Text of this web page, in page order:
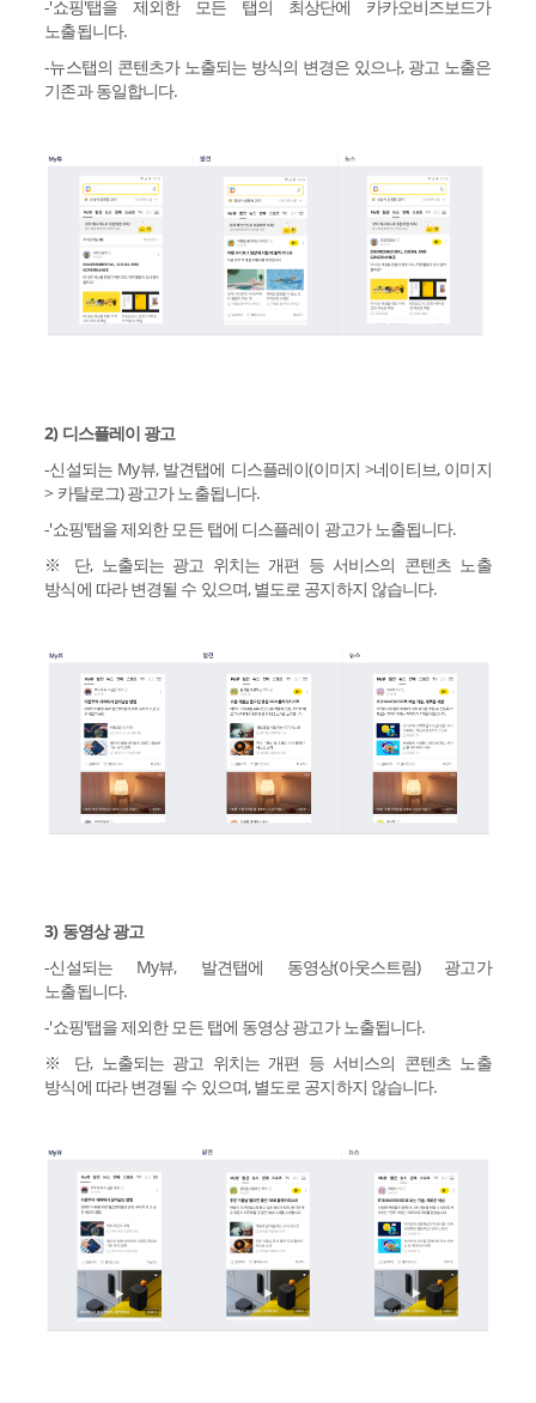
-'쇼핑'탭을 제외한 모든 탭의 최상단에 카카오비즈보드가
노출됩니다.
-뉴스탭의 콘텐츠가 노출되는 방식의 변경은 있으나, 광고 노출은
기존과 동일합니다.
2) 디스플레이 광고
-신설되는 My뷰, 발견탭에 디스플레이(이미지 >네이티브, 이미지
> 카탈로그) 광고가 노출됩니다.
-'쇼핑'탭을 제외한 모든 탭에 디스플레이 광고가 노출됩니다.
※ 단, 노출되는 광고 위치는 개편 등 서비스의 콘텐츠 노출
방식에 따라 변경될 수 있으며, 별도로 공지하지 않습니다.
3) 동영상 광고
-신설되는 My뷰, 발견탭에 동영상(아웃스트림) 광고가
노출됩니다.
-'쇼핑'탭을 제외한 모든 탭에 동영상 광고가 노출됩니다.
※ 단, 노출되는 광고 위치는 개편 등 서비스의 콘텐츠 노출
방식에 따라 변경될 수 있으며, 별도로 공지하지 않습니다.